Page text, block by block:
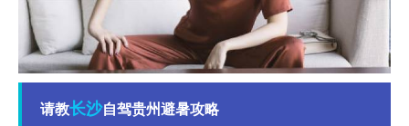
请教长沙自驾贵州避暑攻略